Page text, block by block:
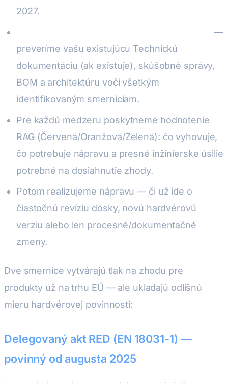
2027.
—
preveríme vašu existujúcu Technickú
dokumentáciu (ak existuje), skúšobné správy,
BOM a architektúru voči všetkým
identifikovaným smerniciam.
Pre každú medzeru poskytneme hodnotenie
RAG (Červená/Oranžová/Zelená): čo vyhovuje,
čo potrebuje nápravu a presné inžinierske úsilie
potrebné na dosiahnutie zhody.
Potom realizujeme nápravu — či už ide o
čiastočnú revíziu dosky, novú hardvérovú
verziu alebo len procesné/dokumentačné
zmeny.
Dve smernice vytvárajú tlak na zhodu pre
produkty už na trhu EÚ — ale ukladajú odlišnú
mieru hardvérovej povinnosti:
Delegovaný akt RED (EN 18031-1) —
povinný od augusta 2025